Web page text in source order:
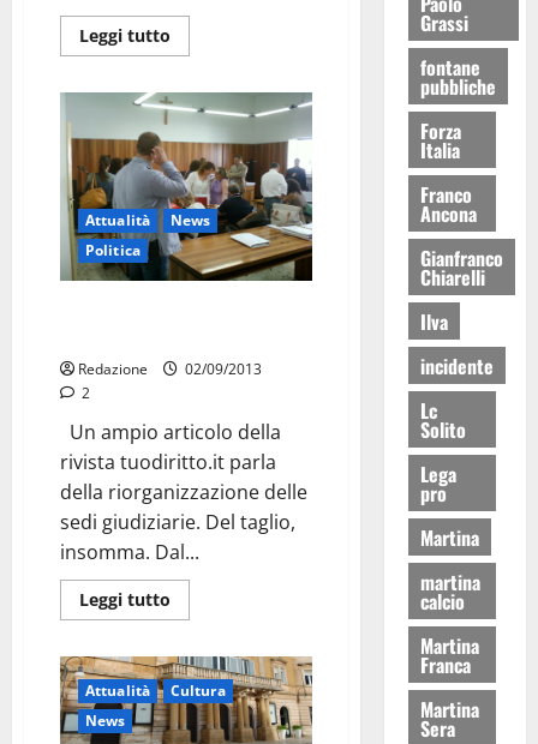
Leggi tutto
Attualità
News
Politica
Redazione
02/09/2013
2
Un ampio articolo della
rivista tuodiritto.it parla
della riorganizzazione delle
sedi giudiziarie. Del taglio,
insomma. Dal...
Leggi tutto
Attualità
Cultura
News
Grassi
fontane
pubbliche
Forza
Italia
Franco
Ancona
Gianfranco
Chiarelli
Ilva
incidente
Lc
Solito
Lega
pro
Martina
martina
calcio
Martina
Franca
Martina
Sera